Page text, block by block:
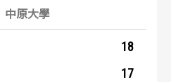
中原大學
18
17